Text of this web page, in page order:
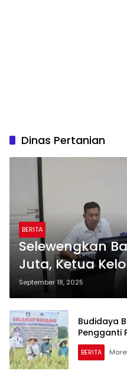
Dinas Pertanian
BERITA
Selewengkan
Juta, Ketua
Lampung
Polisi
September 18, 2025
Budidaya
Pengganti
BERITA